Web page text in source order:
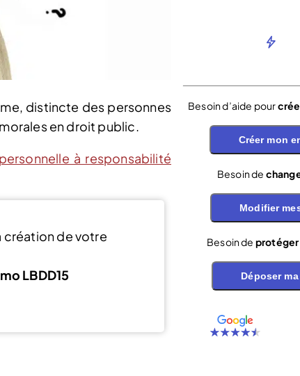
distincte des personnes
en droit public.
à responsabilité
création de votre
LBDD15
Besoin d’aide pour
Créer mon
Besoin de
Modifier
Besoin de protéger
Déposer